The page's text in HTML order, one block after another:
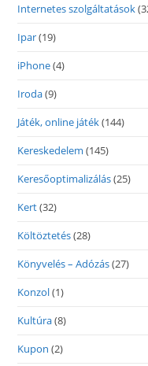
Internetes szolgáltatások
Ipar(19)
iPhone(4)
Iroda(9)
Játék, online játék(144)
Kereskedelem (145)
Keresőoptimalizálás(25)
Kert(32)
Költöztetés(28)
Könyvelés – Adózás(27)
Konzol(1)
Kultúra(8)
Kupon (2)